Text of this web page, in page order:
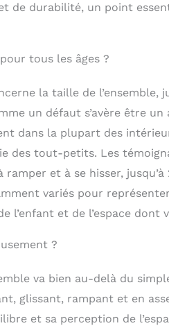
de durabilité, un point
tous les âges ?
la taille de l’ensemble,
un défaut s’avère être
dans la plupart des
des tout-petits. Les
et à se hisser,
variés pour
l’enfant et de l’espace dont
?
va bien au-delà du
glissant, rampant et en
et sa perception de